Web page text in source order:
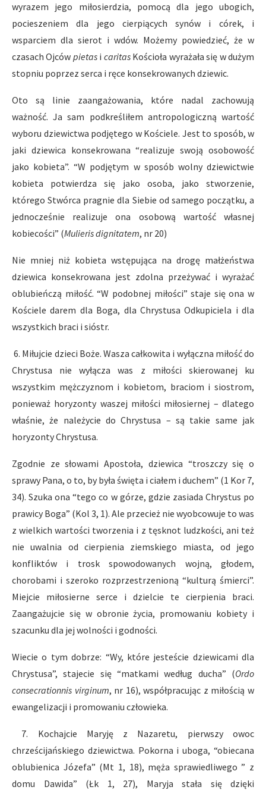
wyrazem jego miłosierdzia, pomocą dla jego ubogich,
pocieszeniem dla jego cierpiących synów i córek, i
wsparciem dla sierot i wdów. Możemy powiedzieć, że w
czasach Ojców pietas i caritasKościoła wyrażała się w dużym
stopniu poprzez serca i ręce konsekrowanych dziewic.
Oto są linie zaangażowania, które nadal zachowują
ważność. Ja sam podkreśliłem antropologiczną wartość
wyboru dziewictwa podjętego w Kościele. Jest to sposób, w
jaki dziewica konsekrowana “realizuje swoją osobowość
jako kobieta”. “W podjętym w sposób wolny dziewictwie
kobieta potwierdza się jako osoba, jako stworzenie,
którego Stwórca pragnie dla Siebie od samego początku, a
jednocześnie realizuje ona osobową wartość własnej
kobiecości” (Mulieris dignitatem, nr 20)
Nie mniej niż kobieta wstępująca na drogę małżeństwa
dziewica konsekrowana jest zdolna przeżywać i wyrażać
oblubieńczą miłość. “W podobnej miłości” staje się ona w
Kościele darem dla Boga, dla Chrystusa Odkupiciela i dla
wszystkich braci i sióstr.
6. Miłujcie dzieci Boże. Wasza całkowita i wyłączna miłość do
Chrystusa nie wyłącza was z miłości skierowanej ku
wszystkim mężczyznom i kobietom, braciom i siostrom,
ponieważ horyzonty waszej miłości miłosiernej – dlatego
właśnie, że należycie do Chrystusa – są takie same jak
horyzonty Chrystusa.
Zgodnie ze słowami Apostoła, dziewica “troszczy się o
sprawy Pana, o to, by była święta i ciałem i duchem” (1 Kor 7,
34). Szuka ona “tego co w górze, gdzie zasiada Chrystus po
prawicy Boga” (Kol 3, 1). Ale przecież nie wyobcowuje to was
z wielkich wartości tworzenia i z tęsknot ludzkości, ani też
nie uwalnia od cierpienia ziemskiego miasta, od jego
konfliktów i trosk spowodowanych wojną, głodem,
chorobami i szeroko rozprzestrzenioną “kulturą śmierci”.
Miejcie miłosierne serce i dzielcie te cierpienia braci.
Zaangażujcie się w obronie życia, promowaniu kobiety i
szacunku dla jej wolności i godności.
Wiecie o tym dobrze: “Wy, które jesteście dziewicami dla
Chrystusa”, stajecie się “matkami według ducha” (Ordo
consecrationnis virginum, nr 16), współpracując z miłością w
ewangelizacji i promowaniu człowieka.
7. Kochajcie Maryję z Nazaretu, pierwszy owoc
chrześcijańskiego dziewictwa. Pokorna i uboga, “obiecana
oblubienica Józefa” (Mt 1, 18), męża sprawiedliwego ” z
domu Dawida” (Łk 1, 27), Maryja stała się dzięki